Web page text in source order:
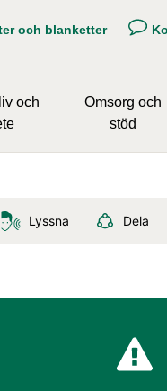
och blanketter
och
Omsorg och
stöd
Lyssna Dela